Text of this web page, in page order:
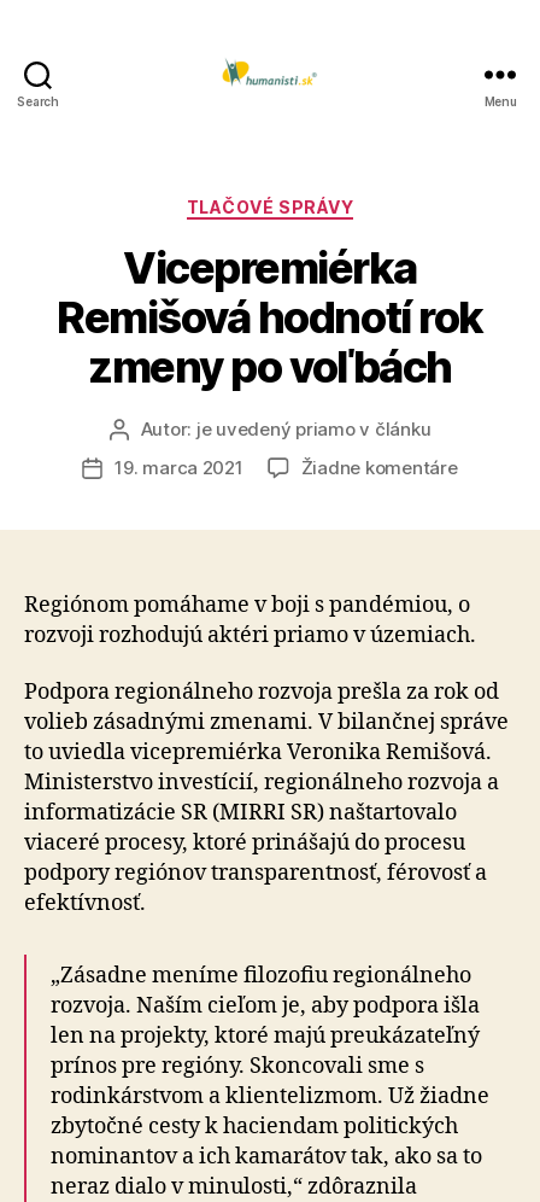
Search Menu
Kategórie
TLAČOVÉ SPRÁVY
Vicepremiérka
Remišová hodnotí rok
zmeny po voľbách
Autor
článku
Autor: je uvedený priamo v článku
Dátum
19. marca 2021 Žiadne komentárena
zmeny
po
Regiónom pomáhame v boji s pandémiou, o
rozvoji rozhodujú aktéri priamo v územiach.
Podpora regionálneho rozvoja prešla za rok od
volieb zásadnými zmenami. V bilančnej správe
to uviedla vicepremiérka Veronika Remišová.
Ministerstvo investícií, regionálneho rozvoja a
informatizácie SR (MIRRI SR) naštartovalo
viaceré procesy, ktoré prinášajú do procesu
podpory regiónov transparentnosť, férovosť a
efektívnosť.
„Zásadne meníme filozofiu regionálneho
rozvoja. Naším cieľom je, aby podpora išla
len na projekty, ktoré majú preukázateľný
prínos pre regióny. Skoncovali sme s
rodinkárstvom a klientelizmom. Už žiadne
zbytočné cesty k haciendam politických
nominantov a ich kamarátov tak, ako sa to
neraz dialo v minulosti,“ zdôraznila